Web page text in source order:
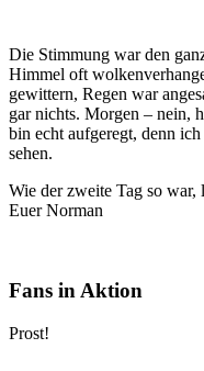
Die Stimmung war den
Himmel oft
gewittern, Regen war
gar nichts. Morgen – nein,
bin echt aufgeregt, denn
sehen.
Wie der zweite Tag so war,
Euer Norman
Fans in Aktion
Prost!